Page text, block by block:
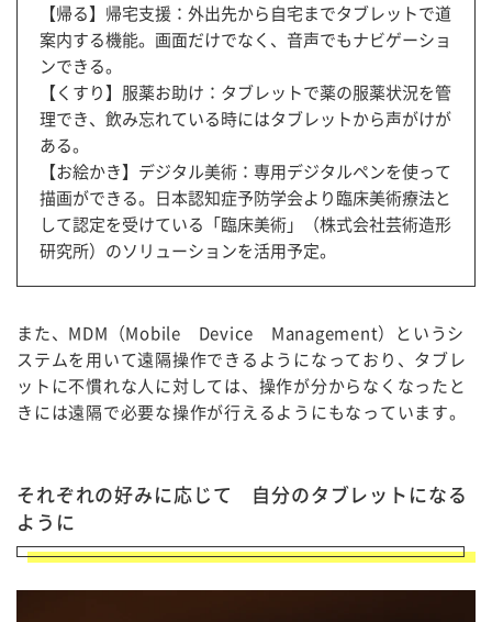
【帰る】帰宅支援：外出先から自宅までタブレットで道
案内する機能。画面だけでなく、音声でもナビゲーショ
ンできる。
【くすり】服薬お助け：タブレットで薬の服薬状況を管
理でき、飲み忘れている時にはタブレットから声がけが
ある。
【お絵かき】デジタル美術：専用デジタルペンを使って
描画ができる。日本認知症予防学会より臨床美術療法と
して認定を受けている「臨床美術」（株式会社芸術造形
研究所）のソリューションを活用予定。
また、MDM（Mobile Device Management）というシ
ステムを用いて遠隔操作できるようになっており、タブレ
ットに不慣れな人に対しては、操作が分からなくなったと
きには遠隔で必要な操作が行えるようにもなっています。
それぞれの好みに応じて 自分のタブレットになる
ように